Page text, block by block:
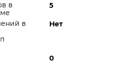
в
5
в
Нет
0